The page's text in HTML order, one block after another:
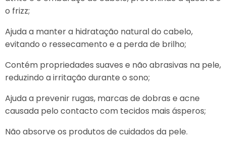
Liso
1und
o frizz;
Ajuda a manter a hidratação natural do cabelo,
evitando o ressecamento e a perda de brilho;
Contém propriedades suaves e não abrasivas na pele,
reduzindo a irritação durante o sono;
Ajuda a prevenir rugas, marcas de dobras e acne
causada pelo contacto com tecidos mais ásperos;
Não absorve os produtos de cuidados da pele.